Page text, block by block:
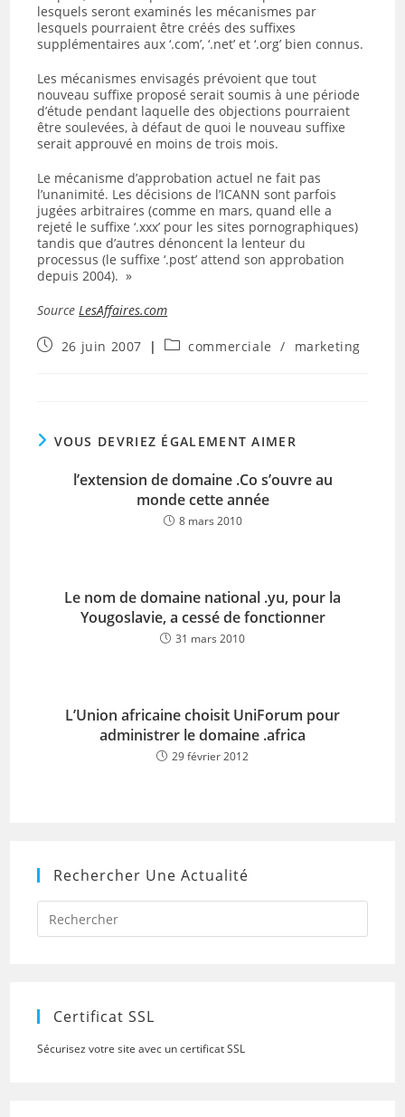
lesquels seront examinés les mécanismes par
lesquels pourraient être créés des suffixes
supplémentaires aux ‘.com’, ‘.net’ et ‘.org’ bien connus.
Les mécanismes envisagés prévoient que tout
nouveau suffixe proposé serait soumis à une période
d’étude pendant laquelle des objections pourraient
être soulevées, à défaut de quoi le nouveau suffixe
serait approuvé en moins de trois mois.
Le mécanisme d’approbation actuel ne fait pas
l’unanimité. Les décisions de l’ICANN sont parfois
jugées arbitraires (comme en mars, quand elle a
rejeté le suffixe ‘.xxx’ pour les sites pornographiques)
tandis que d’autres dénoncent la lenteur du
processus (le suffixe ‘.post’ attend son approbation
depuis 2004). »
SourceLesAffaires.com
Publication
26 juin 2007
Postcommerciale / marketing
VOUS DEVRIEZ ÉGALEMENT AIMER
l’extension de domaine .Co s’ouvre au
monde cette année
8 mars 2010
Le nom de domaine national .yu, pour la
Yougoslavie, a cessé de fonctionner
31 mars 2010
L’Union africaine choisit UniForum pour
administrer le domaine .africa
29 février 2012
Rechercher Une Actualité
Press
to
Certificat SSL
Sécurisez votre site avec un certificat SSL